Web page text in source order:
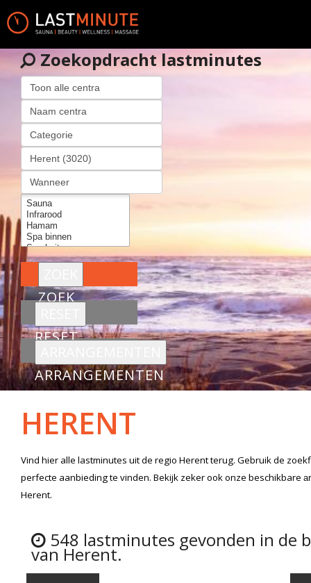
Zoekopdracht lastminutes
ZOEK
RESET
ARRANGEMENTEN
HERENT
Vind hier alle lastminutes uit de regio Herentterug. Gebruik de
perfecte aanbieding te vinden. Bekijk zeker ook onze beschikbare
Herent.
548 lastminutes gevonden in de
van Herent.